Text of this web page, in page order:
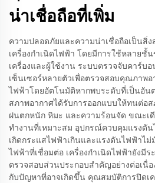
น่าเชื่อถือที่เพิ่ม
ความปลอดภัยและความน่าเชื่อถือเป็นสิ่
เครื่องกำเนิดไฟฟ้า โดยมีการใช้หลายชั้
เครื่องและผู้ใช้งาน ระบบตรวจจับคาร์บ
เซ็นเซอร์หลายตัวเพื่อตรวจสอบคุณภาพอ
ไฟฟ้าโดยอัตโนมัติหากพบระดับที่เป็นอัน
สภาพอากาศได้รับการออกแบบให้ทนต่อ
ฝนตกหนัก หิมะ และความร้อนจัด ขณะเ
ทำงานที่เหมาะสม อุปกรณ์ควบคุมแรงดั
เกิดกระแสไฟฟ้าเกินและแรงดันไฟฟ้าไ
ไฟฟ้าที่เชื่อมต่อ เครื่องกำเนิดไฟฟ้ายังมี
ตรวจสอบส่วนประกอบสำคัญอย่างต่อเนื่อ
กับปัญหาที่อาจเกิดขึ้น คุณสมบัติการปิดเ